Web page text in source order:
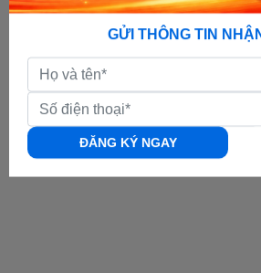
GỬI THÔNG TIN
ĐĂNG KÝ NGAY